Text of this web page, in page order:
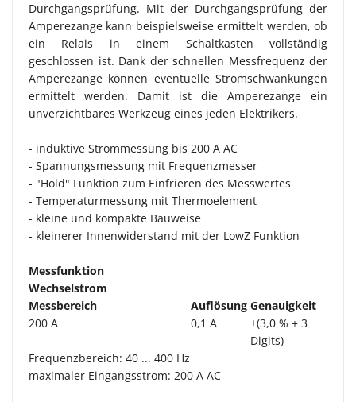
Durchgangsprüfung. Mit der Durchgangsprüfung der
Amperezange kann beispielsweise ermittelt werden, ob
ein Relais in einem Schaltkasten vollständig
geschlossen ist. Dank der schnellen Messfrequenz der
Amperezange können eventuelle Stromschwankungen
ermittelt werden. Damit ist die Amperezange ein
unverzichtbares Werkzeug eines jeden Elektrikers.
- induktive Strommessung bis 200 A AC
- Spannungsmessung mit Frequenzmesser
- "Hold" Funktion zum Einfrieren des Messwertes
- Temperaturmessung mit Thermoelement
- kleine und kompakte Bauweise
- kleinerer Innenwiderstand mit der LowZ Funktion
Messfunktion
Wechselstrom
Messbereich
Auflösung Genauigkeit
200 A
0,1 A
±(3,0 % + 3
Digits)
Frequenzbereich: 40 ... 400 Hz
maximaler Eingangsstrom: 200 A AC